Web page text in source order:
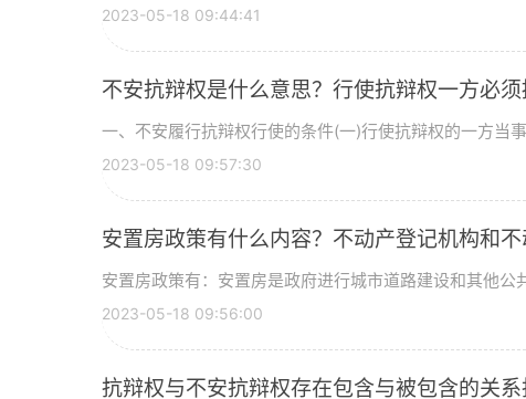
2023-05-18 09:44:41
不安抗辩权是什么意思？行使抗辩权一方必须
一、不安履行抗辩权行使的条件(一)行使抗辩权的一方当
2023-05-18 09:57:30
安置房政策有什么内容？不动产登记机构和
安置房政策有：安置房是政府进行城市道路建设和其他公
2023-05-18 09:56:00
抗辩权与不安抗辩权存在包含与被包含的关系